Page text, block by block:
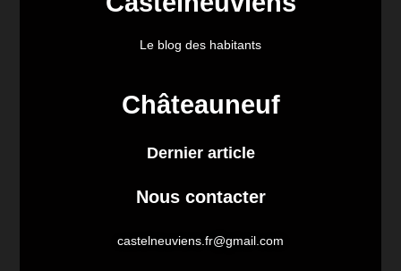
Le blog des habitants
Châteauneuf
Dernier article
Nous contacter
castelneuviens.fr@gmail.com